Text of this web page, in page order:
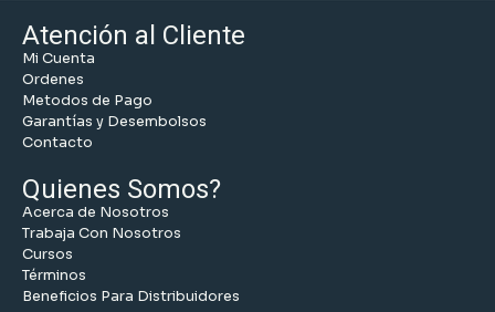
Atención al Cliente
Mi Cuenta
Ordenes
Metodos de Pago
Garantías y Desembolsos
Contacto
Quienes Somos?
Acerca de Nosotros
Trabaja Con Nosotros
Cursos
Términos
Beneficios Para Distribuidores